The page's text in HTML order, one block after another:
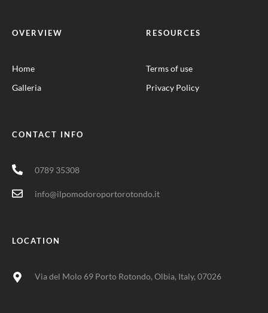
OVERVIEW
Home
Galleria
RESOURCES
Terms of use
Privacy Policy
CONTACT INFO
0789 35308
info@ilpomodoroportorotondo.it
LOCATION
Via del Molo 69 Porto Rotondo, Olbia, Italy, 07026